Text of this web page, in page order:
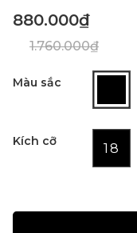
880.000₫
1.760.000₫
Màu sắc
Kích cỡ 18